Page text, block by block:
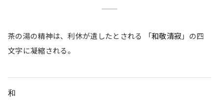
茶の湯の精神は、利休が遺したとされる 「和敬清寂 」の四
文字に凝縮される。
和